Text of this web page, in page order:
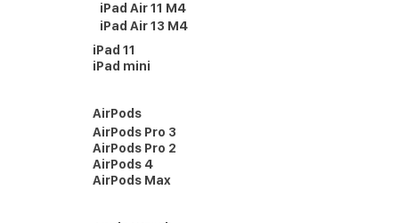
iPad Air 11 M4
iPad Air 13 M4
iPad 11
iPad mini
AirPods
AirPods Pro 3
AirPods Pro 2
AirPods 4
AirPods Max